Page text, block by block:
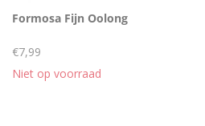
Formosa Fijn Oolong
€7,99
Niet op voorraad